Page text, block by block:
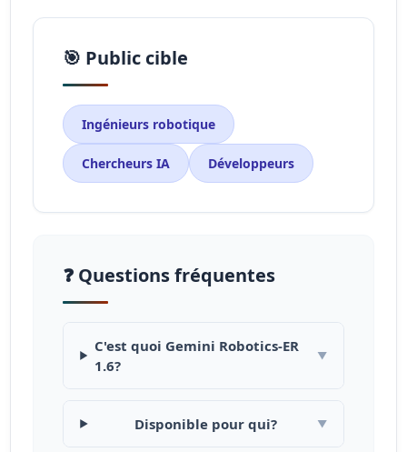
🎯 Public cible
Ingénieurs robotique
Chercheurs IA Développeurs
❓ Questions fréquentes
C'est quoi Gemini Robotics-ER
1.6?
▼
Disponible pour qui? ▼